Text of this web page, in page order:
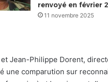
renvoyé en février
11 novembre 2025
Jean-Philippe Dorent,
une comparution sur